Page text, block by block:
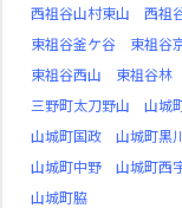
西祖谷山村東山
西祖
東祖谷釜ケ谷
東祖谷
東祖谷西山
東祖谷林
三野町太刀野山
山城
山城町国政
山城町黒
山城町中野
山城町西
山城町脇